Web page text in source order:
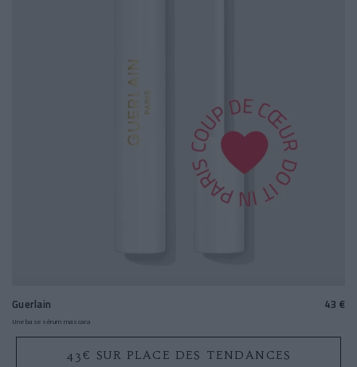
Guerlain 43 €
Une base sérum mascara
43€ SUR PLACE DES TENDANCES